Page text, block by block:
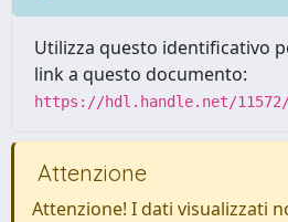
Utilizza questo identificativo
link a questo documento:
https://hdl.handle.net/11572/
Attenzione
Attenzione! I dati visualizzati